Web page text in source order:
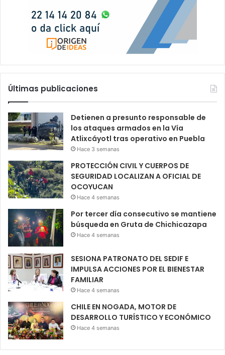
Últimas publicaciones
Detienen a presunto responsable de
los ataques armados en la Vía
Atlixcáyotl tras operativo en Puebla
Hace 3 semanas
PROTECCIÓN CIVIL Y CUERPOS DE
SEGURIDAD LOCALIZAN A OFICIAL DE
OCOYUCAN
Hace 4 semanas
Por tercer día consecutivo se mantiene
búsqueda en Gruta de Chichicazapa
Hace 4 semanas
SESIONA PATRONATO DEL SEDIF E
IMPULSA ACCIONES POR EL BIENESTAR
FAMILIAR
Hace 4 semanas
CHILE EN NOGADA, MOTOR DE
DESARROLLO TURÍSTICO Y ECONÓMICO
Hace 4 semanas